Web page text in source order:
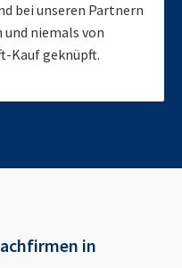
bei unseren Partnern
niemals von
Kauf geknüpft.
in